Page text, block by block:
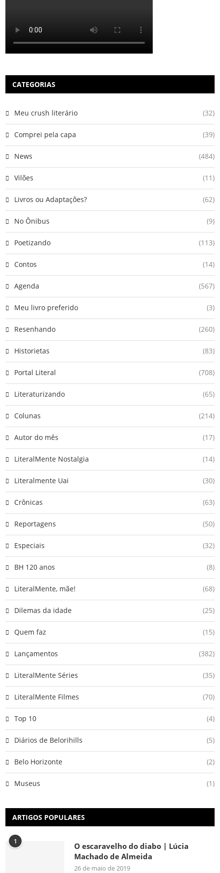
CATEGORIAS
Meu crush literário (32)
Comprei pela capa (39)
News (484)
Vilões (11)
Livros ou Adaptações? (62)
No Ônibus (9)
Poetizando (113)
Contos (14)
Agenda (567)
Meu livro preferido (3)
Resenhando (260)
Historietas (83)
Portal Literal (708)
Literaturizando (65)
Colunas (214)
Autor do mês (17)
LiteralMente Nostalgia (14)
Literalmente Uai (30)
Crônicas (63)
Reportagens (50)
Especiais (32)
BH 120 anos (8)
LiteralMente, mãe! (68)
Dilemas da idade (25)
Quem faz (15)
Lançamentos (382)
LiteralMente Séries (35)
LiteralMente Filmes (70)
Top 10 (4)
Diários de Belorihills (5)
Belo Horizonte (2)
Museus (1)
ARTIGOS POPULARES
1
O escaravelho do diabo | Lúcia
Machado de Almeida
26 de maio de 2019